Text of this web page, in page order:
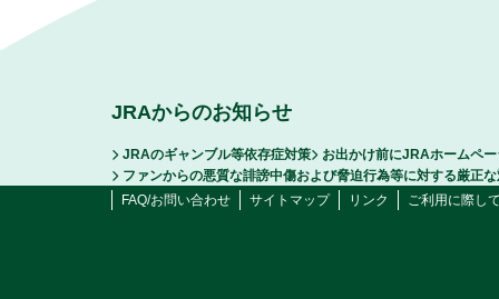
JRAからのお知らせ
JRAのギャンブル等依存症対策
お出かけ前にJRAホームペ
ファンからの悪質な誹謗中傷および脅迫行為等に対する厳正
FAQ/お問い合わせ
サイトマップ リンク ご利用に際し